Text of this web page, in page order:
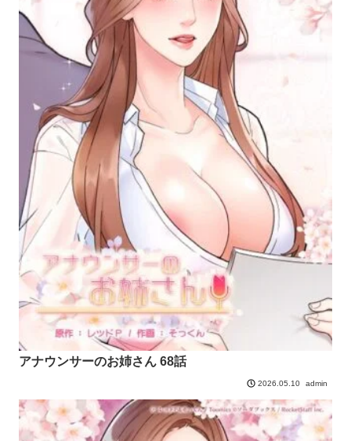
アナウンサーのお姉さん 68話
2026.05.10 admin